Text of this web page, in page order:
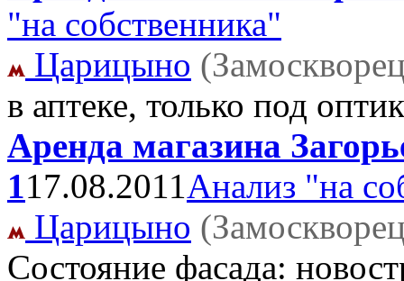
"на собственника"
Царицыно
в аптеке, только под
Аренда магазина
117.08.2011Анализ "на
Царицыно
Состояние фасада: